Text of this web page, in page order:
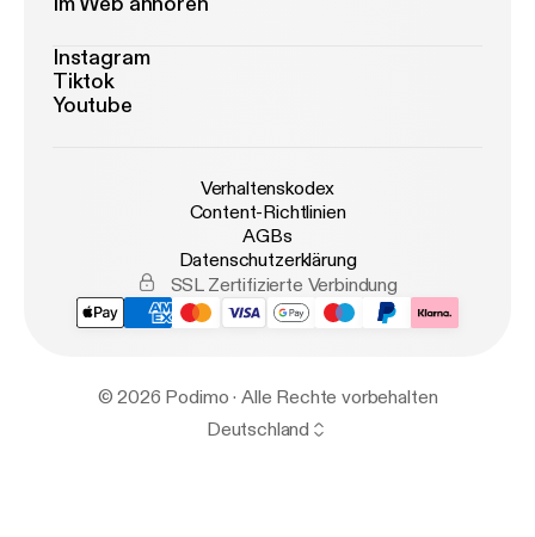
Instagram
Tiktok
Youtube
Verhaltenskodex
Content-Richtlinien
AGBs
Datenschutzerklärung
SSL Zertifizierte Verbindung
© 2026 Podimo · Alle Rechte vorbehalten
Deutschland